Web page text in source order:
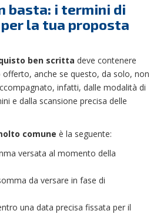
basta: i termini di
la tua proposta
ben scritta deve contenere
anche se questo, da solo, non
infatti, dalle modalità di
e dalla scansione precisa delle
comune è la seguente:
versata al momento della
da versare in fase di
una data precisa fissata per il